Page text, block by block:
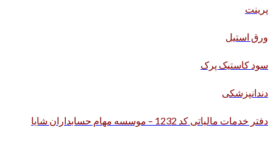
پرینت
ورق استیل
سود کاستیک پرک
دندانپزشکی
دفتر خدمات مالیاتی کد 1232 – موسسه مهام حسابداران شایا